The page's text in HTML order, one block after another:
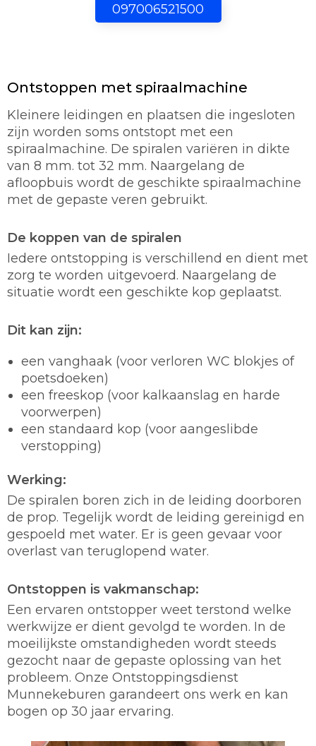
097006521500
Ontstoppen met spiraalmachine
Kleinere leidingen en plaatsen die ingesloten
zijn worden soms ontstopt met een
spiraalmachine. De spiralen variëren in dikte
van 8 mm. tot 32 mm. Naargelang de
afloopbuis wordt de geschikte spiraalmachine
met de gepaste veren gebruikt.
De koppen van de spiralen
Iedere ontstopping is verschillend en dient met
zorg te worden uitgevoerd. Naargelang de
situatie wordt een geschikte kop geplaatst.
Dit kan zijn:
een vanghaak (voor verloren WC blokjes of
poetsdoeken)
een freeskop (voor kalkaanslag en harde
voorwerpen)
een standaard kop (voor aangeslibde
verstopping)
Werking:
De spiralen boren zich in de leiding doorboren
de prop. Tegelijk wordt de leiding gereinigd en
gespoeld met water. Er is geen gevaar voor
overlast van teruglopend water.
Ontstoppen is vakmanschap:
Een ervaren ontstopper weet terstond welke
werkwijze er dient gevolgd te worden. In de
moeilijkste omstandigheden wordt steeds
gezocht naar de gepaste oplossing van het
probleem. Onze Ontstoppingsdienst
Munnekeburen garandeert ons werk en kan
bogen op 30 jaar ervaring.